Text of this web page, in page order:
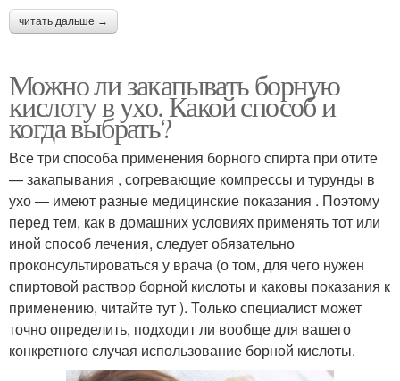
читать дальше →
Можно ли закапывать борную
кислоту в ухо. Какой способ и
когда выбрать?
Все три способа применения борного спирта при отите
— закапывания , согревающие компрессы и турунды в
ухо — имеют разные медицинские показания . Поэтому
перед тем, как в домашних условиях применять тот или
иной способ лечения, следует обязательно
проконсультироваться у врача (о том, для чего нужен
спиртовой раствор борной кислоты и каковы показания к
применению, читайте тут ). Только специалист может
точно определить, подходит ли вообще для вашего
конкретного случая использование борной кислоты.